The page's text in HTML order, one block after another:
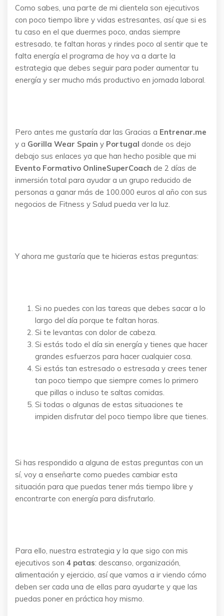
Como sabes, una parte de mi clientela son ejecutivos
con poco tiempo libre y vidas estresantes, así que si es
tu caso en el que duermes poco, andas siempre
estresado, te faltan horas y rindes poco al sentir que te
falta energía el programa de hoy va a darte la
estrategia que debes seguir para poder aumentar tu
energía y ser mucho más productivo en jornada laboral.
Pero antes me gustaría dar las Gracias a Entrenar.me
y a Gorilla Wear Spain y Portugal donde os dejo
debajo sus enlaces ya que han hecho posible que mi
Evento Formativo OnlineSuperCoach de 2 días de
inmersión total para ayudar a un grupo reducido de
personas a ganar más de 100.000 euros al año con sus
negocios de Fitness y Salud pueda ver la luz.
Y ahora me gustaría que te hicieras estas preguntas:
Si no puedes con las tareas que debes sacar a lo
largo del día porque te faltan horas.
Si te levantas con dolor de cabeza.
Si estás todo el día sin energía y tienes que hacer
grandes esfuerzos para hacer cualquier cosa.
Si estás tan estresado o estresada y crees tener
tan poco tiempo que siempre comes lo primero
que pillas o incluso te saltas comidas.
Si todas o algunas de estas situaciones te
impiden disfrutar del poco tiempo libre que tienes.
Si has respondido a alguna de estas preguntas con un
sí, voy a enseñarte como puedes cambiar esta
situación para que puedas tener más tiempo libre y
encontrarte con energía para disfrutarlo.
Para ello, nuestra estrategia y la que sigo con mis
ejecutivos son 4 patas: descanso, organización,
alimentación y ejercicio, así que vamos a ir viendo cómo
deben ser cada una de ellas para ayudarte y que las
puedas poner en práctica hoy mismo.